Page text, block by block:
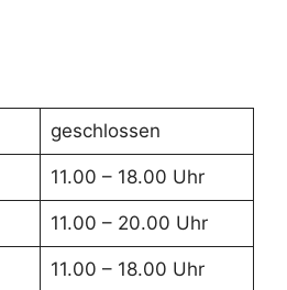
geschlossen
11.00 – 18.00 Uhr
11.00 – 20.00 Uhr
11.00 – 18.00 Uhr